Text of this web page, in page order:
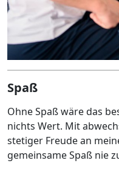
Spaß
Ohne Spaß wäre das
nichts Wert. Mit
stetiger Freude an
gemeinsame Spaß nie